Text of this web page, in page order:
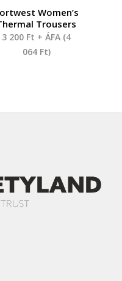
Women’s
Trousers
3 200 Ft + ÁFA (4
064 Ft)